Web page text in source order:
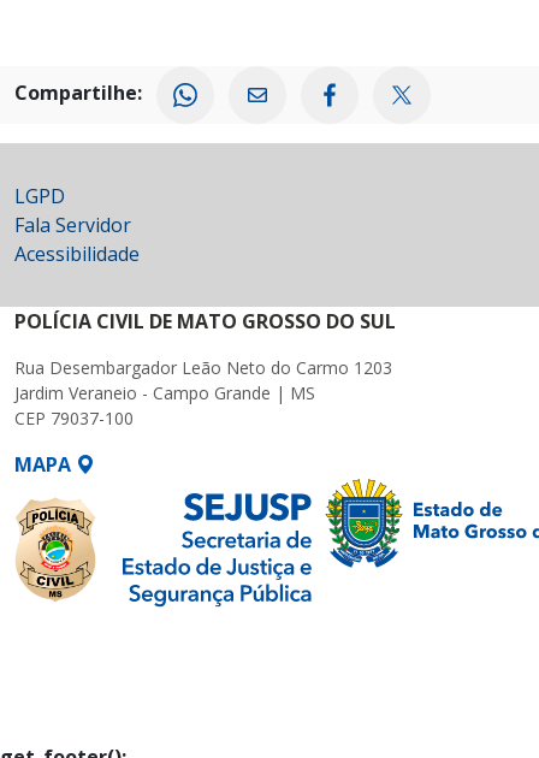
Compartilhe:
LGPD
Fala Servidor
Acessibilidade
POLÍCIA CIVIL DE MATO GROSSO DO SUL
Rua Desembargador Leão Neto do Carmo 1203
Jardim Veraneio - Campo Grande | MS
CEP 79037-100
MAPA